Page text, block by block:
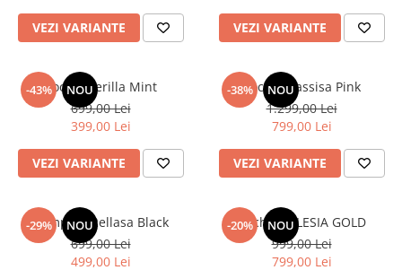
VEZI VARIANTE VEZI VARIANTE
-43% NOU
Rochie Zerilla Mint
699,00 Lei
399,00 Lei
VEZI VARIANTE
-38% NOU
Rochie Hassisa Pink
1.299,00 Lei
799,00 Lei
VEZI VARIANTE
-29% NOU
Compleu Rellasa Black
699,00 Lei
499,00 Lei
-20% NOU
Rochie ALLESIA GOLD
999,00 Lei
799,00 Lei